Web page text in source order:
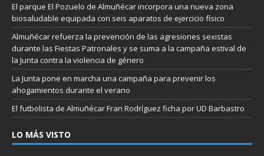
El parque El Pozuelo de Almuñécar incorpora una nueva zona
biosaludable equipada con seis aparatos de ejercicio físico
Almuñécar refuerza la prevención de las agresiones sexistas
durante las Fiestas Patronales y se suma a la campaña estival de
la Junta contra la violencia de género
La Junta pone en marcha una campaña para prevenir los
ahogamientos durante el verano
El futbolista de Almuñécar Fran Rodríguez ficha por UD Barbastro
LO MÁS VISTO